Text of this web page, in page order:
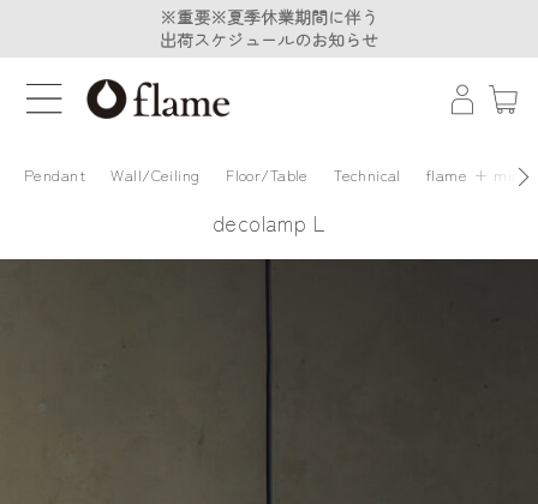
Pendant Wall/Ceiling Floor/Table Technical flame + minä
decolamp L
※重要※夏季休業期間に伴う
出荷スケジュールのお知らせ
※重要※夏季休業期間に伴う
出荷スケジュールのお知らせ